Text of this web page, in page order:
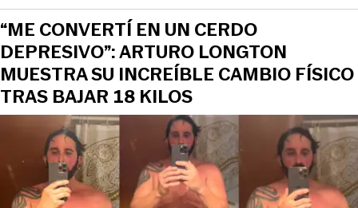
“ME CONVERTÍ EN UN CERDO
DEPRESIVO”: ARTURO LONGTON
MUESTRA SU INCREÍBLE CAMBIO FÍSICO
TRAS BAJAR 18 KILOS